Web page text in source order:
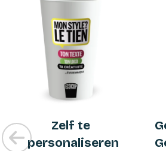
Zelf te
personaliseren